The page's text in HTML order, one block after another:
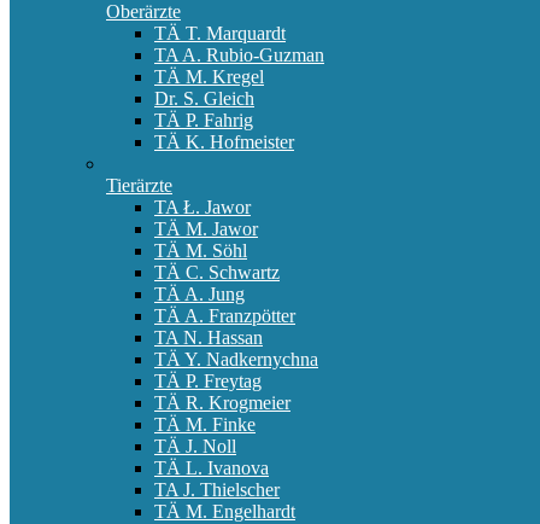
Oberärzte
TÄ T. Marquardt
TA A. Rubio-Guzman
TÄ M. Kregel
Dr. S. Gleich
TÄ P. Fahrig
TÄ K. Hofmeister
Tierärzte
TA Ł. Jawor
TÄ M. Jawor
TÄ M. Söhl
TÄ C. Schwartz
TÄ A. Jung
TÄ A. Franzpötter
TA N. Hassan
TÄ Y. Nadkernychna
TÄ P. Freytag
TÄ R. Krogmeier
TÄ M. Finke
TÄ J. Noll
TÄ L. Ivanova
TA J. Thielscher
TÄ M. Engelhardt